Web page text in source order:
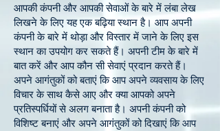
आपकी कंपनी और आपकी सेवाओं के बारे में लंबा लेख
लिखने के लिए यह एक बढ़िया स्थान है। आप अपनी
कंपनी के बारे में थोड़ा और विस्तार में जाने के लिए इस
स्थान का उपयोग कर सकते हैं। अपनी टीम के बारे में
बात करें और आप कौन सी सेवाएं प्रदान करते हैं।
अपने आगंतुकों को बताएं कि आप अपने व्यवसाय के लिए
विचार के साथ कैसे आए और क्या आपको अपने
प्रतिस्पर्धियों से अलग बनाता है। अपनी कंपनी को
विशिष्ट बनाएं और अपने आगंतुकों को दिखाएं कि आप